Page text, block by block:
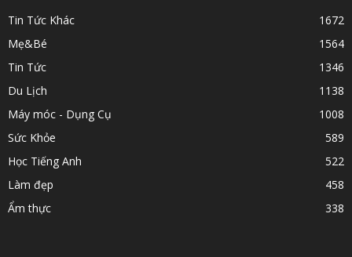
Tin Tức Khác
1672
Mẹ&Bé
1564
Tin Tức
1346
Du Lịch
1138
Máy móc - Dụng Cụ
1008
Sức Khỏe
589
Học Tiếng Anh
522
Làm đẹp
458
Ẩm thực
338